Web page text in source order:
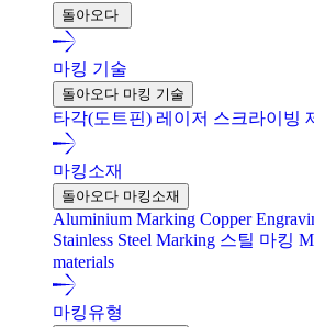
돌아오다
마킹 기술
돌아오다 마킹 기술
타각(도트핀) 레이저 스크라이빙
마킹소재
돌아오다 마킹소재
Aluminium Marking Copper
Stainless Steel Marking 스틸 마킹
materials
마킹유형